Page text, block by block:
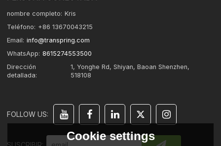
nombre completo: Kris
Teléfono: +86 13670043215
Email: info@transpring.com
WhatsApp: 8615274553500
Dirección
detallada:
1, Yonghe Rd, Shiyan, Baoan Shenzhen,
518108
FOLLOW US:
Cookie settings